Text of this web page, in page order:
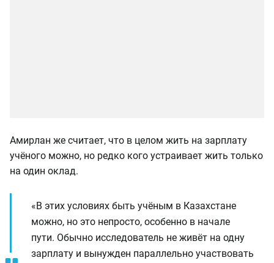
Амирлан же считает, что в целом жить на зарплату
учёного можно, но редко кого устраивает жить только
на один оклад.
«В этих условиях быть учёным в Казахстане
можно, но это непросто, особенно в начале
пути. Обычно исследователь не живёт на одну
зарплату и вынужден параллельно участвовать